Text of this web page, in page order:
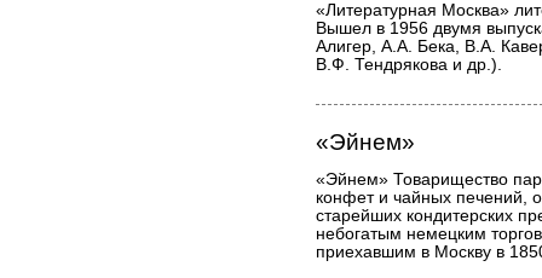
«Литературная Москва»
Вышел в 1956 двумя
Алигер, А.А. Бека, В.А.
В.Ф. Тендрякова и др.).
«Эйнем»
«Эйнем» Товарищество
конфет и чайных печений,
старейших кондитерских
небогатым немецким
приехавшим в Москву в